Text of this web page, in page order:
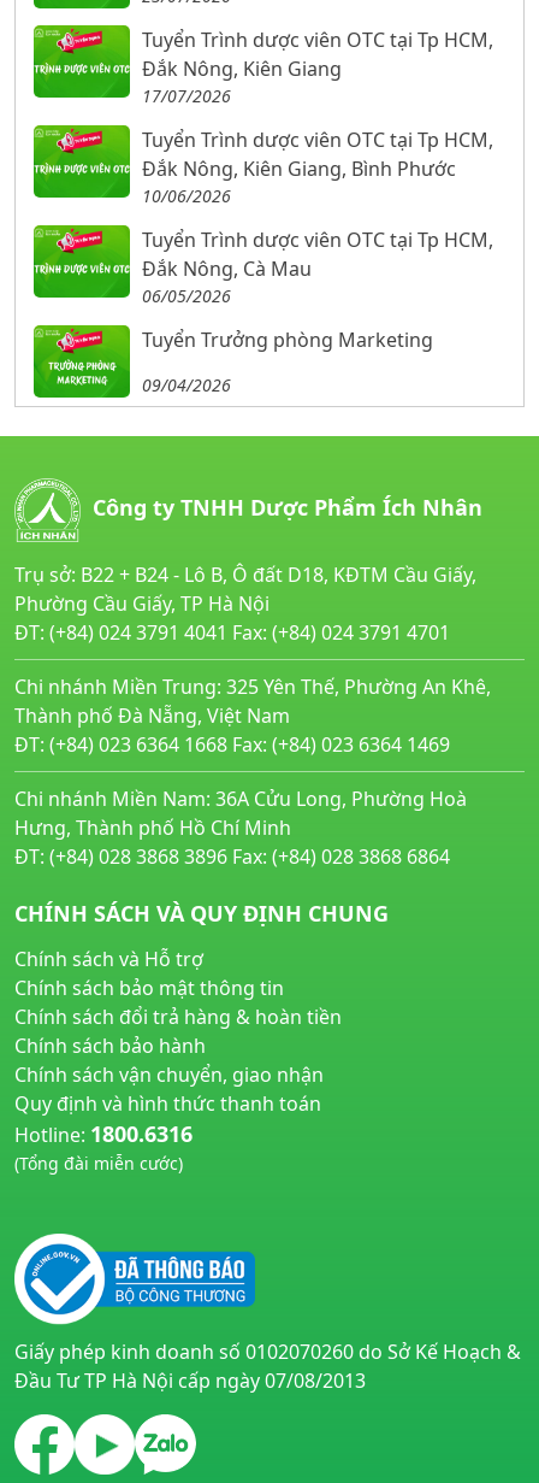
Tuyển Trình dược viên OTC tại Tp HCM,
Đắk Nông, Kiên Giang
17/07/2026
Tuyển Trình dược viên OTC tại Tp HCM,
Đắk Nông, Kiên Giang, Bình Phước
10/06/2026
Tuyển Trình dược viên OTC tại Tp HCM,
Đắk Nông, Cà Mau
06/05/2026
Tuyển Trưởng phòng Marketing
09/04/2026
Công ty TNHH Dược Phẩm Ích Nhân
Trụ sở: B22 + B24 - Lô B, Ô đất D18, KĐTM Cầu Giấy,
Phường Cầu Giấy, TP Hà Nội
ĐT: (+84) 024 3791 4041 Fax: (+84) 024 3791 4701
Chi nhánh Miền Trung: 325 Yên Thế, Phường An Khê,
Thành phố Đà Nẵng, Việt Nam
ĐT: (+84) 023 6364 1668 Fax: (+84) 023 6364 1469
Chi nhánh Miền Nam: 36A Cửu Long, Phường Hoà
Hưng, Thành phố Hồ Chí Minh
ĐT: (+84) 028 3868 3896 Fax: (+84) 028 3868 6864
CHÍNH SÁCH VÀ QUY ĐỊNH CHUNG
Chính sách và Hỗ trợ
Chính sách bảo mật thông tin
Chính sách đổi trả hàng & hoàn tiền
Chính sách bảo hành
Chính sách vận chuyển, giao nhận
Quy định và hình thức thanh toán
Hotline: 1800.6316
(Tổng đài miễn cước)
Giấy phép kinh doanh số 0102070260 do Sở Kế Hoạch &
Đầu Tư TP Hà Nội cấp ngày 07/08/2013